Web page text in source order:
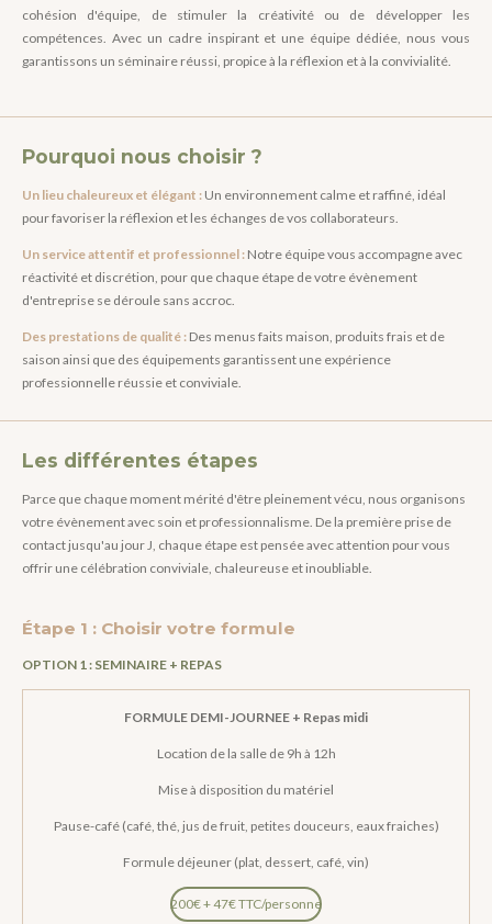
cohésion d'équipe, de stimuler la créativité ou de développer les
compétences. Avec un cadre inspirant et une équipe dédiée, nous vous
garantissons un séminaire réussi, propice à la réflexion et à la convivialité.
Pourquoi nous choisir ?
Un lieu chaleureux et élégant : Un environnement calme et raffiné, idéal
pour favoriser la réflexion et les échanges de vos collaborateurs.
Un service attentif et professionnel : Notre équipe vous accompagne avec
réactivité et discrétion, pour que chaque étape de votre évènement
d'entreprise se déroule sans accroc.
Des prestations de qualité : Des menus faits maison, produits frais et de
saison ainsi que des équipements garantissent une expérience
professionnelle réussie et conviviale.
Les différentes étapes
Parce que chaque moment mérité d'être pleinement vécu, nous organisons
votre évènement avec soin et professionnalisme. De la première prise de
contact jusqu'au jour J, chaque étape est pensée avec attention pour vous
offrir une célébration conviviale, chaleureuse et inoubliable.
Étape 1 : Choisir votre formule
OPTION 1 : SEMINAIRE + REPAS
FORMULE DEMI-JOURNEE + Repas midi
Location de la salle de 9h à 12h
Mise à disposition du matériel
Pause-café (café, thé, jus de fruit, petites douceurs, eaux fraiches)
Formule déjeuner (plat, dessert, café, vin)
200€ + 47€ TTC/personne